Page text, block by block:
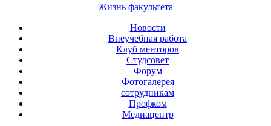
Жизнь факультета
Новости
Внеучебная работа
Клуб менторов
Студсовет
Форум
Фотогалерея
сотрудникам
Профком
Медиацентр